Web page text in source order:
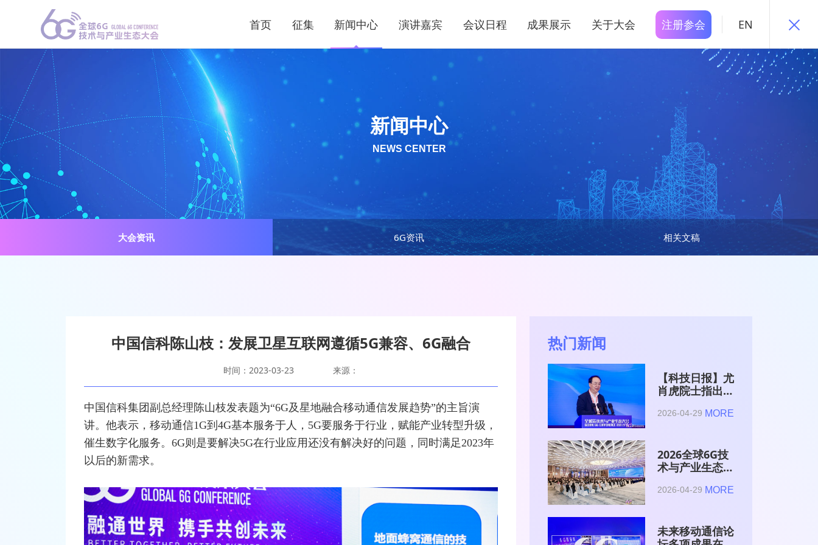
首页 征集 新闻中心 演讲嘉宾 会议日程 成果展示 关于大会 注册参会 EN
大会资讯 6G资讯 相关文稿
新闻中心
NEWS CENTER
中国信科陈山枝：发展卫星互联网遵循5G兼容、6G融合
时间：2023-03-23 来源：
中国信科集团副总经理陈山枝发表题为“6G及星地融合移动通信发展趋势”的主旨演
讲。他表示，移动通信1G到4G基本服务于人，5G要服务于行业，赋能产业转型升级，
催生数字化服务。6G则是要解决5G在行业应用还没有解决好的问题，同时满足2023年
以后的新需求。
热门新闻
【科技日报】尤
肖虎院士指出
是赋能AI的发
2026-04-29 MORE
2026全球6G技
术与产业生态大
2026-04-29 MORE
未来移动通信论